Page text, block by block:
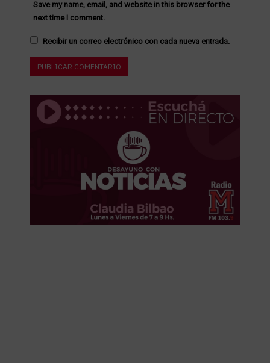
Save my name, email, and website in this browser for the
next time I comment.
Recibir un correo electrónico con cada nueva entrada.